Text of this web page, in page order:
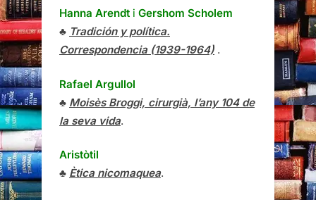
Hanna Arendt i Gershom Scholem
♣ Tradición y política.
Correspondencia (1939-1964) .
Rafael Argullol
♣ Moisès Broggi, cirurgià, l’any 104 de
la seva vida.
Aristòtil
♣ Ètica nicomaquea.